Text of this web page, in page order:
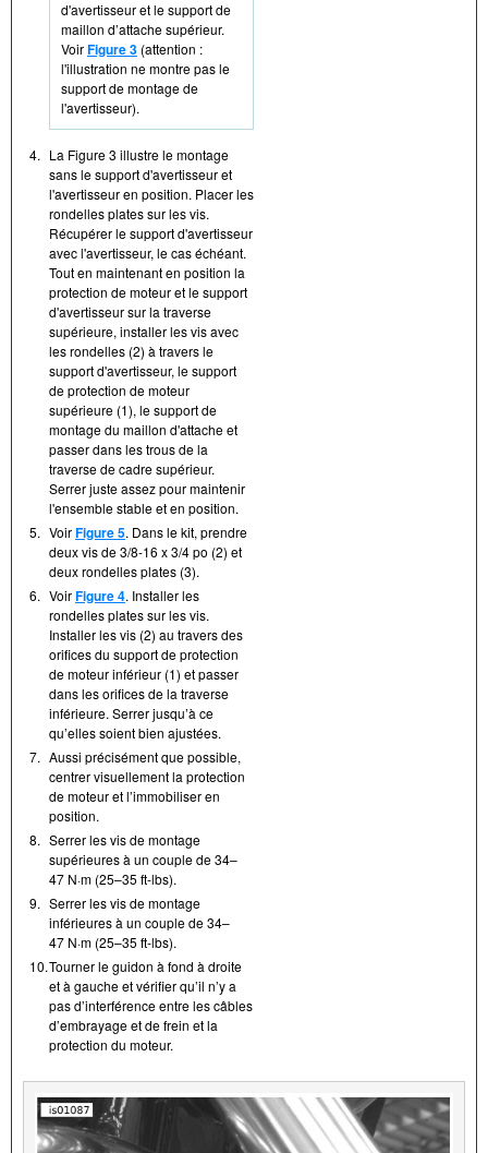
d'avertisseur et le support de
maillon d’attache supérieur.
VoirFigure 3 (attention :
l'illustration ne montre pas le
support de montage de
l'avertisseur).
4. La Figure 3 illustre le montage
sans le support d'avertisseur et
l'avertisseur en position. Placer les
rondelles plates sur les vis.
Récupérer le support d'avertisseur
avec l'avertisseur, le cas échéant.
Tout en maintenant en position la
protection de moteur et le support
d'avertisseur sur la traverse
supérieure, installer les vis avec
les rondelles (2) à travers le
support d'avertisseur, le support
de protection de moteur
supérieure (1), le support de
montage du maillon d'attache et
passer dans les trous de la
traverse de cadre supérieur.
Serrer juste assez pour maintenir
l'ensemble stable et en position.
5. VoirFigure 5. Dans le kit, prendre
deux vis de 3/8-16 x 3/4 po (2) et
deux rondelles plates (3).
6. VoirFigure 4. Installer les
rondelles plates sur les vis.
Installer les vis (2) au travers des
orifices du support de protection
de moteur inférieur (1) et passer
dans les orifices de la traverse
inférieure. Serrer jusqu’à ce
qu’elles soient bien ajustées.
7. Aussi précisément que possible,
centrer visuellement la protection
de moteur et l’immobiliser en
position.
8. Serrer les vis de montage
supérieures à un couple de 34–
47 N·m (25–35 ft-lbs).
9. Serrer les vis de montage
inférieures à un couple de 34–
47 N·m (25–35 ft-lbs).
10.Tourner le guidon à fond à droite
et à gauche et vérifier qu’il n’y a
pas d’interférence entre les câbles
d’embrayage et de frein et la
protection du moteur.